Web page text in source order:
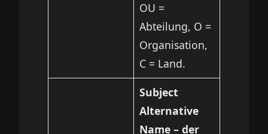
OU =
Abteilung, O =
Organisation,
C = Land.
Subject
Alternative
Name – der